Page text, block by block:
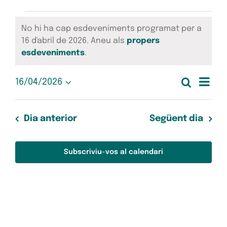
Esdeveniments
del
d'abril
No hi ha cap esdeveniments programat per a
16 d'abril de 2026. Aneu als propers
esdeveniments.
Cerca
de
Dia
16/04/2026
una
data.
Dia anterior Següent dia
Subscriviu-vos al calendari